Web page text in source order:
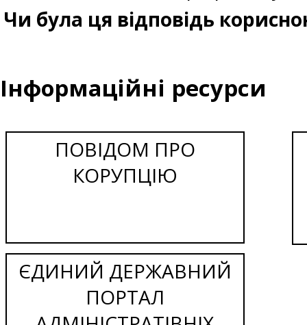
Чи була ця відповідь
Інформаційні ресурси
ПОВІДОМ ПРО
КОРУПЦІЮ
ЄДИНИЙ ДЕРЖАВНИЙ
ПОРТАЛ